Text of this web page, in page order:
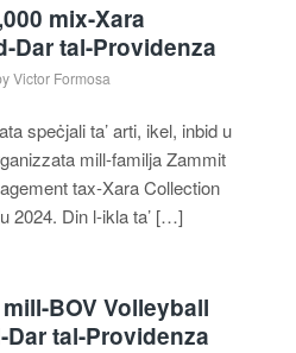
mix-Xara
Dar tal-Providenza
Victor Formosa
speċjali ta’ arti, ikel, inbid u
mill‑familja Zammit
tax‑Xara Collection
2024. Din l-ikla ta’ […]
BOV Volleyball
Dar tal-Providenza